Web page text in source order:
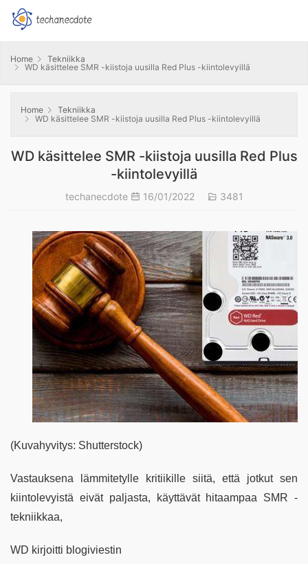
Home
Tekniikka
WD käsittelee SMR -kiistoja uusilla Red Plus -kiintolevyillä
Home
Tekniikka
WD käsittelee SMR -kiistoja uusilla Red Plus -kiintolevyillä
WD käsittelee SMR -kiistoja uusilla Red Plus
-kiintolevyillä
techanecdote 16/01/2022 3481
(Kuvahyvitys: Shutterstock)
Vastauksena lämmitetylle kritiikille siitä, että jotkut sen
kiintolevyistä eivät paljasta, käyttävät hitaampaa SMR -
tekniikkaa,
WD kirjoitti blogiviestin